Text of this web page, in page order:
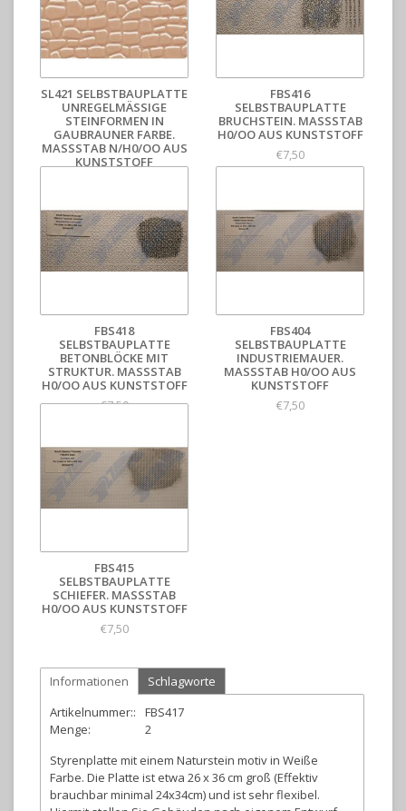
SL421 SELBSTBAUPLATTE
UNREGELMÄSSIGE S
TEINFORMEN IN G
AUBRAUNER FARBE. M
ASSSTAB N/H0/OO AUS KU
NSTSTOFF
FBS416
SELBSTBAUPLATTE
BRUCHSTEIN. MASSSTAB H
0/OO AUS KUNSTSTOFF
€7,50
FBS418
SELBSTBAUPLATTE
BETONBLÖCKE MIT
STRUKTUR. MASSSTAB H
0/OO AUS KUNSTSTOFF
€7,50
FBS404
SELBSTBAUPLATTE
INDUSTRIEMAUER.
MASSSTAB H0/OO AUS K
UNSTSTOFF
€7,50
FBS415
SELBSTBAUPLATTE
SCHIEFER. MASSSTAB H
0/OO AUS KUNSTSTOFF
€7,50
Informationen
Schlagworte
Artikelnummer::
FBS417
Menge:
2
Styrenplatte mit einem Naturstein motiv in Weiße
Farbe. Die Platte ist etwa 26 x 36 cm groß (Effektiv
brauchbar minimal 24x34cm) und ist sehr flexibel.